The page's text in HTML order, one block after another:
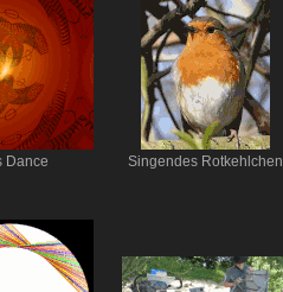
Dance Singendes Rotkehlchen